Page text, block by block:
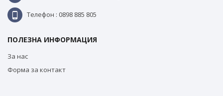
Телефон : 0898 885 805
ПОЛЕЗНА ИНФОРМАЦИЯ
За нас
Форма за контакт